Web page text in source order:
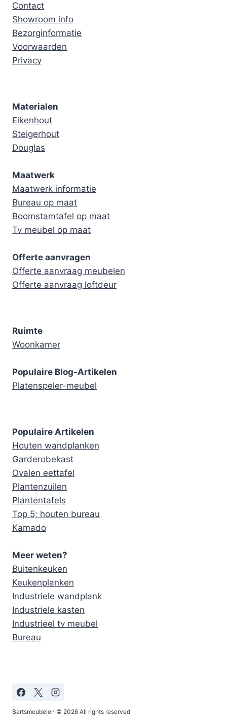
Contact
Showroom info
Bezorginformatie
Voorwaarden
Privacy
Materialen
Eikenhout
Steigerhout
Douglas
Maatwerk
Maatwerk informatie
Bureau op maat
Boomstamtafel op maat
Tv meubel op maat
Offerte aanvragen
Offerte aanvraag meubelen
Offerte aanvraag loftdeur
Ruimte
Woonkamer
Populaire Blog-Artikelen
Platenspeler-meubel
Populaire Artikelen
Houten wandplanken
Garderobekast
Ovalen eettafel
Plantenzuilen
Plantentafels
Top 5; houten bureau
Kamado
Meer weten?
Buitenkeuken
Keukenplanken
Industriele wandplank
Industriele kasten
Industrieel tv meubel
Bureau
Bartsmeubelen © 2026 All rights reserved